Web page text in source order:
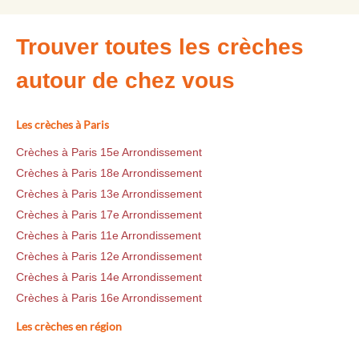
Trouver toutes les crèches
autour de chez vous
Les crèches à Paris
Crèches à Paris 15e Arrondissement
Crèches à Paris 18e Arrondissement
Crèches à Paris 13e Arrondissement
Crèches à Paris 17e Arrondissement
Crèches à Paris 11e Arrondissement
Crèches à Paris 12e Arrondissement
Crèches à Paris 14e Arrondissement
Crèches à Paris 16e Arrondissement
Les crèches en région